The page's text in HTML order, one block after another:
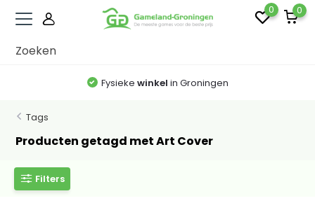
0 0
Fysieke winkel in Groningen
Tags
Producten getagd met Art Cover
Filters